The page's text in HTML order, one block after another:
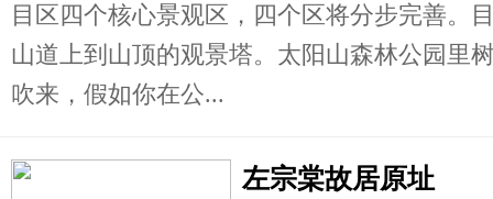
目区四个核心景观区，四个区将分步完善。
山道上到山顶的观景塔。太阳山森林公园里
吹来，假如你在公...
左宗棠故居原址